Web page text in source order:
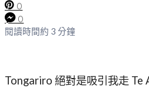
0
0
閱讀時間約 3 分鐘
Tongariro 絕對是吸引我走